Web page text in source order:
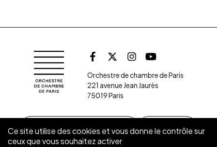
Orchestre de chambre de Paris
Retrouvez
FacebookX (Twitter)
InstagramYoutube
Orchestre de chambre de Paris
221 avenue Jean Jaurès
75019 Paris
S’INSCRIRE À LA NEWSLETTER CONTACT
Ce site utilise des cookies et vous donne le contrôle sur
ceux que vous souhaitez activer